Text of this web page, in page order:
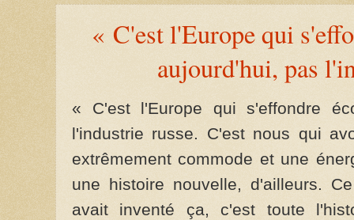
« C'est l'Europe qui
aujourd'hui, pas
« C'est l'Europe qui s'effondre
l'industrie russe. C'est nous qui
extrêmement commode et une
une histoire nouvelle, d'ailleurs.
avait inventé ça, c'est toute